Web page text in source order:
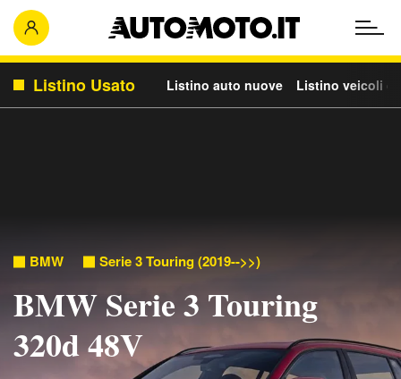
Listino Usato Listino auto nuove Listino veicoli
BMW Serie 3 Touring (2019-->>)
BMW Serie 3 Touring
320d 48V